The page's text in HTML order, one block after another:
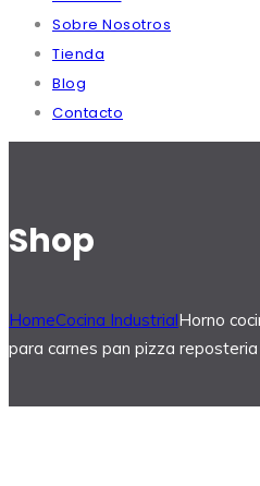
Sobre Nosotros
Tienda
Blog
Contacto
Shop
HomeCocina IndustrialHorno
para carnes pan pizza reposteria